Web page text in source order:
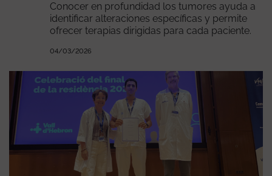
Conocer en profundidad los tumores ayuda a
identificar alteraciones específicas y permite
ofrecer terapias dirigidas para cada paciente.
04/03/2026